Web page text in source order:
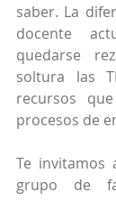
saber. La
docente
quedarse
soltura las
recursos
procesos de
Te invitamos
grupo de